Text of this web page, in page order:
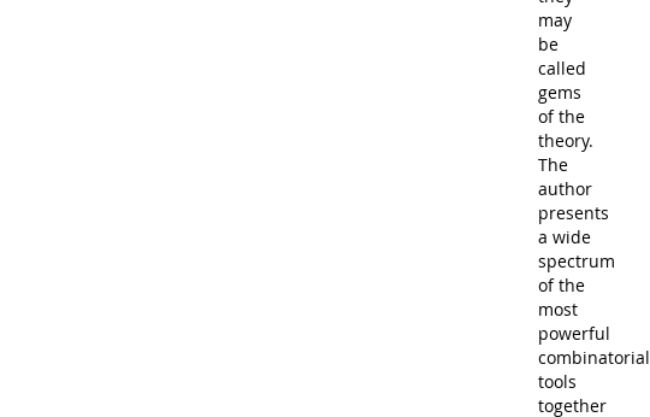
may
be
called
gems
of the
theory.
The
author
presents
a wide
spectrum
of the
most
powerful
combinatorial
tools
together